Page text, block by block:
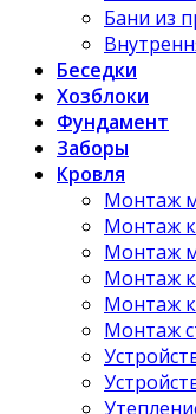
Бани из
Беседки
Хозблоки
Фундамент
Заборы
Кровля
Монтаж
Монтаж
Монтаж
Монтаж
Монтаж
Монтаж